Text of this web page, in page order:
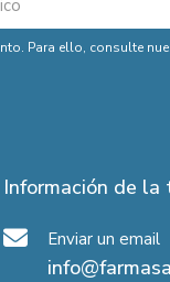
Para ello, consulte
Información de la
Enviar un email